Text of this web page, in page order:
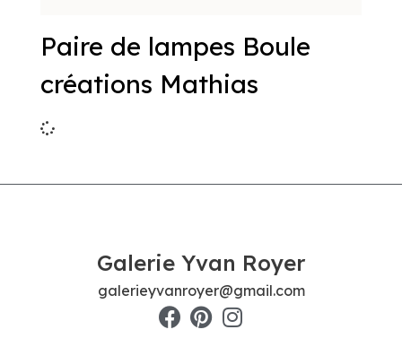
Paire de lampes Boule
créations Mathias
Galerie Yvan Royer
galerieyvanroyer@gmail.com